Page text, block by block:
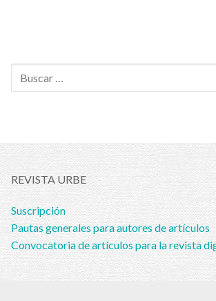
REVISTA URBE
Suscripción
Pautas generales para autores de artículos
Convocatoria de artículos para la revista